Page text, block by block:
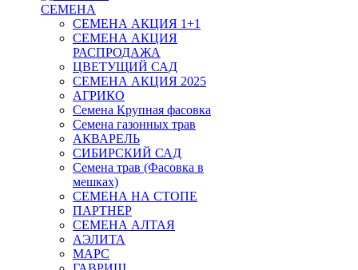
СЕМЕНА
СЕМЕНА АКЦИЯ 1+1
СЕМЕНА АКЦИЯ
РАСПРОДАЖА
ЦВЕТУЩИЙ САД
СЕМЕНА АКЦИЯ 2025
АГРИКО
Семена Крупная фасовка
Семена газонных трав
АКВАРЕЛЬ
СИБИРСКИЙ САД
Семена трав (Фасовка в
мешках)
СЕМЕНА НА СТОПЕ
ПАРТНЕР
СЕМЕНА АЛТАЯ
АЭЛИТА
МАРС